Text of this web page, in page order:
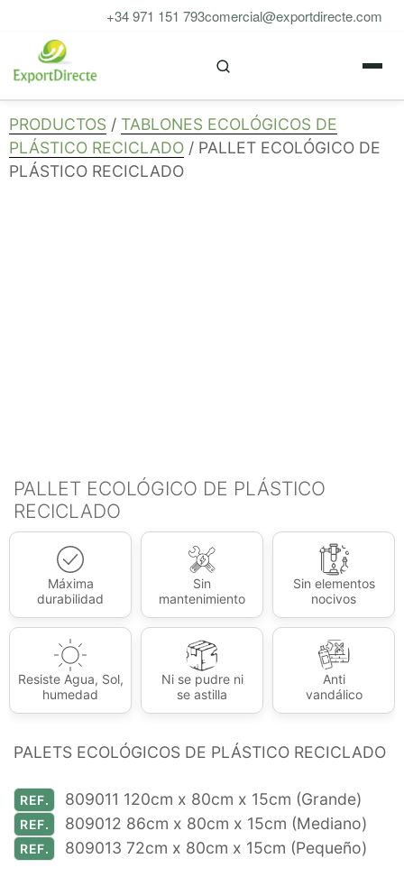
contenido
+34 971 151 793comercial@exportdirecte.com
PRODUCTOS / TABLONES ECOLÓGICOS DE
PLÁSTICO RECICLADO / PALLET ECOLÓGICO DE
PLÁSTICO RECICLADO
PALLET ECOLÓGICO DE PLÁSTICO
RECICLADO
Máxima
durabilidad
Sin
mantenimiento
Sin elementos
nocivos
Resiste Agua, Sol,
humedad
Ni se pudre ni
se astilla
Anti
vandálico
PALETS ECOLÓGICOS DE PLÁSTICO RECICLADO
REF. 809011 120cm x 80cm x 15cm (Grande)
REF. 809012 86cm x 80cm x 15cm (Mediano)
REF. 809013 72cm x 80cm x 15cm (Pequeño)